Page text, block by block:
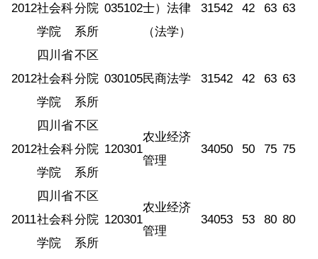
2012社会科
学院
分院
系所
035102士）法律
（法学）
31542 42 63 63
2012
四川省
社会科
学院
不区
分院
系所
030105民商法学 31542 42 63 63
2012
四川省
社会科
学院
不区
分院
系所
120301
农业经济
管理
34050 50 75 75
2011
四川省
社会科
学院
不区
分院
系所
120301
农业经济
管理
34053 53 80 80